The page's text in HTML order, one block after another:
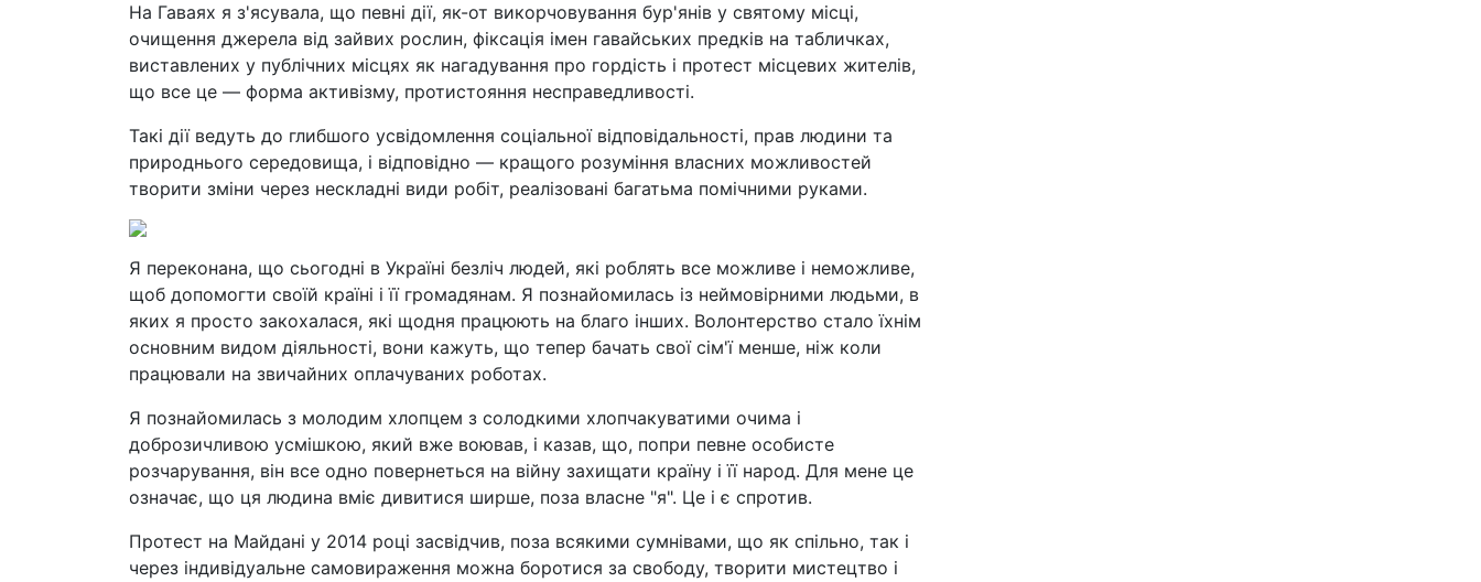
На Гаваях я з'ясувала, що певні дії, як-от викорчовування бур'янів у святому місці,
очищення джерела від зайвих рослин, фіксація імен гавайських предків на табличках,
виставлених у публічних місцях як нагадування про гордість і протест місцевих жителів,
що все це — форма активізму, протистояння несправедливості.
Такі дії ведуть до глибшого усвідомлення соціальної відповідальності, прав людини та
природнього середовища, і відповідно — кращого розуміння власних можливостей
творити зміни через нескладні види робіт, реалізовані багатьма помічними руками.
Я переконана, що сьогодні в Україні безліч людей, які роблять все можливе і неможливе,
щоб допомогти своїй країні і її громадянам. Я познайомилась із неймовірними людьми, в
яких я просто закохалася, які щодня працюють на благо інших. Волонтерство стало їхнім
основним видом діяльності, вони кажуть, що тепер бачать свої сім'ї менше, ніж коли
працювали на звичайних оплачуваних роботах.
Я познайомилась з молодим хлопцем з солодкими хлопчакуватими очима і
доброзичливою усмішкою, який вже воював, і казав, що, попри певне особисте
розчарування, він все одно повернеться на війну захищати країну і її народ. Для мене це
означає, що ця людина вміє дивитися ширше, поза власне "я". Це і є спротив.
Протест на Майдані у 2014 році засвідчив, поза всякими сумнівами, що як спільно, так і
через індивідуальне самовираження можна боротися за свободу, творити мистецтво і